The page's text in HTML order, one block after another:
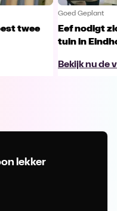
twee
Goed Geplant
Eef nodigt
tuin in
Bekijk nu de
lekker